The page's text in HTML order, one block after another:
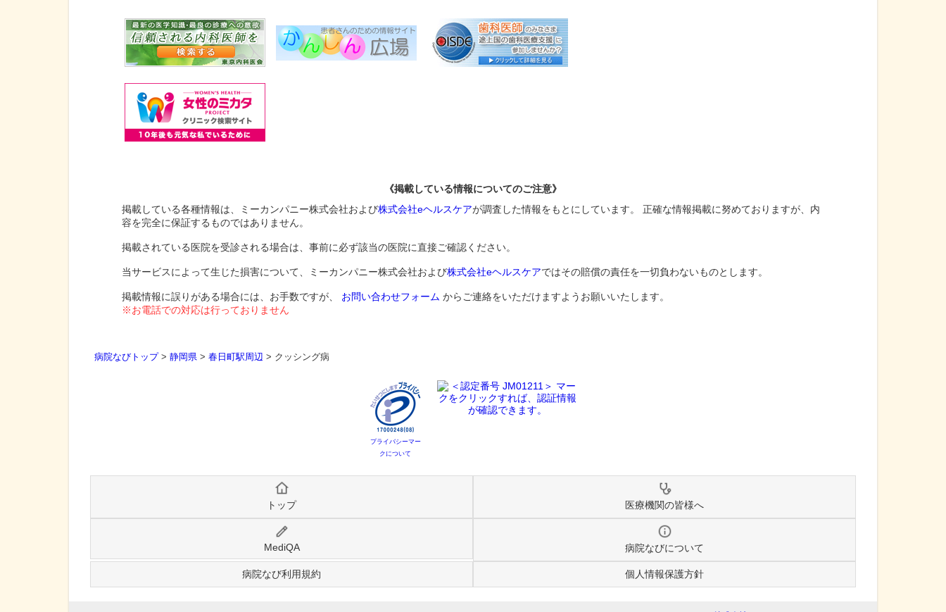
《掲載している情報についてのご注意》
掲載している各種情報は、ミーカンパニー株式会社および株式会社eヘルスケアが調査した情報をもとにしています。 正確な情報掲載に努めておりますが、内
容を完全に保証するものではありません。
掲載されている医院を受診される場合は、事前に必ず該当の医院に直接ご確認ください。
当サービスによって生じた損害について、ミーカンパニー株式会社および株式会社eヘルスケアではその賠償の責任を一切負わないものとします。
掲載情報に誤りがある場合には、お手数ですが、 お問い合わせフォーム からご連絡をいただけますようお願いいたします。
※お電話での対応は行っておりません
病院なびトップ> 静岡県 > 春日町駅周辺 > クッシング病
プライバシーマー
クについて
トップ 医療機関の皆様へ
MediQA 病院なびについて
病院なび利用規約 個人情報保護方針